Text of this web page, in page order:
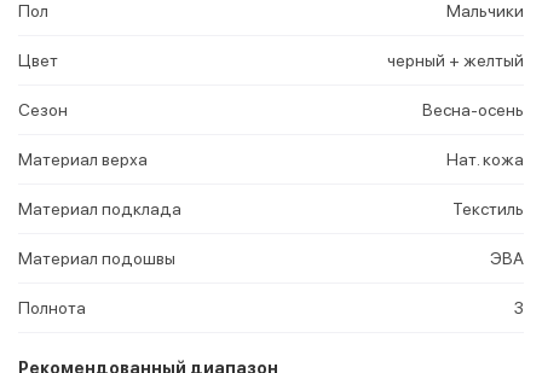
Пол Мальчики
Цвет черный + желтый
Сезон Весна-осень
Материал верха Нат. кожа
Материал подклада Текстиль
Материал подошвы ЭВА
Полнота 3
Рекомендованный диапазон